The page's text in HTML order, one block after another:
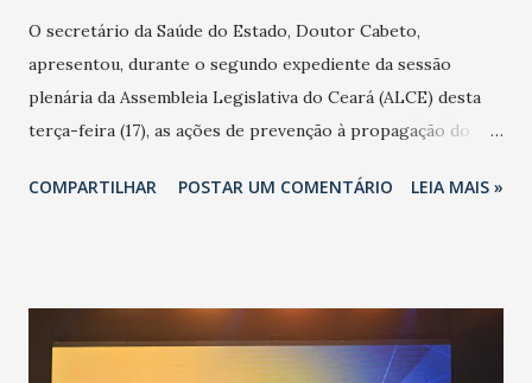
O secretário da Saúde do Estado, Doutor Cabeto,
apresentou, durante o segundo expediente da sessão
plenária da Assembleia Legislativa do Ceará (ALCE) desta
terça-feira (17), as ações de prevenção à propagação do
adotadas pelo Governo do Estado na contenção da
população suspeita e de cuidados com os ambientes
públicos e domiciliares. “Nós não estamos vivendo uma
COMPARTILHAR POSTAR UM COMENTÁRIO LEIA MAIS »